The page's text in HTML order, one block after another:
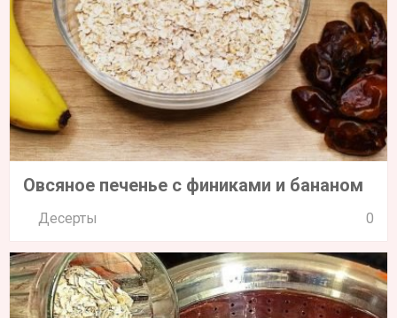
Овсяное печенье с финиками и бананом
Десерты 0